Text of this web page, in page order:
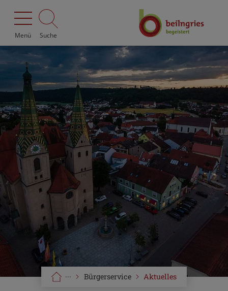
Menü Suche
Aktuelles
Bürgerservice
···